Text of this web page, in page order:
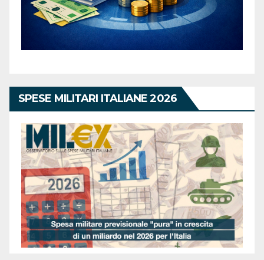
SPESE MILITARI ITALIANE 2026